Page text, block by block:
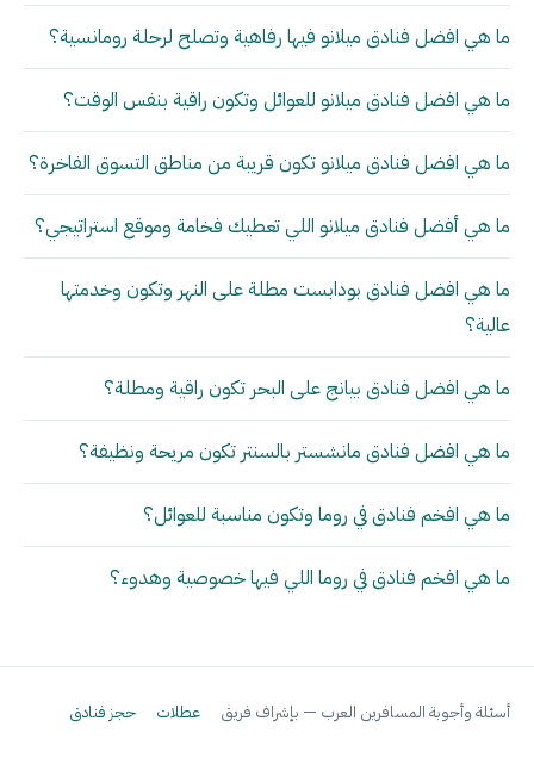
ما هي افضل فنادق ميلانو فيها رفاهية وتصلح لرحلة رومانسية؟
ما هي افضل فنادق ميلانو للعوائل وتكون راقية بنفس الوقت؟
ما هي افضل فنادق ميلانو تكون قريبة من مناطق التسوق الفاخرة؟
ما هي أفضل فنادق ميلانو اللي تعطيك فخامة وموقع استراتيجي؟
ما هي افضل فنادق بودابست مطلة على النهر وتكون وخدمتها
عالية؟
ما هي افضل فنادق بيانج على البحر تكون راقية ومطلة؟
ما هي افضل فنادق مانشستر بالسنتر تكون مريحة ونظيفة؟
ما هي افخم فنادق في روما وتكون مناسبة للعوائل؟
ما هي افخم فنادق في روما اللي فيها خصوصية وهدوء؟
أسئلة وأجوبة المسافرين العرب — بإشراف فريق عطلات حجز فنادق